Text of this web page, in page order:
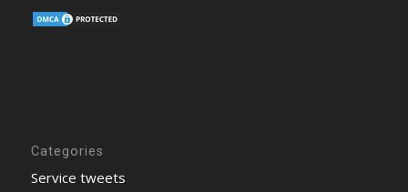
Categories
Service tweets